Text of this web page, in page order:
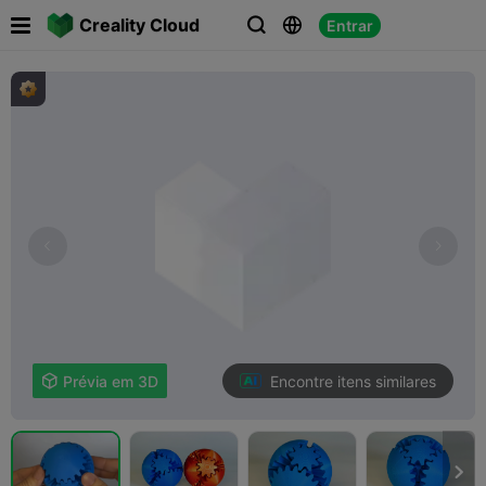
Creality Cloud   Entrar
 Prévia em 3D Encontre itens similares
